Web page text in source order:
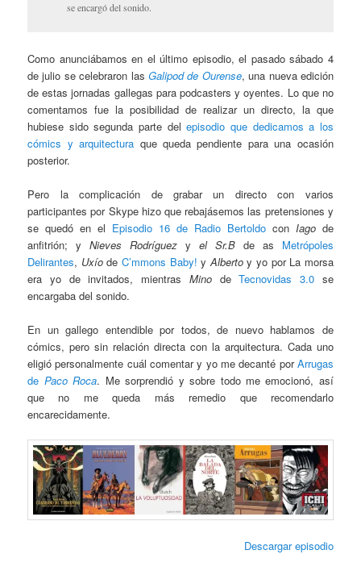
se encargó del sonido.
Como anunciábamos en el último episodio, el pasado sábado 4
de julio se celebraron las Galipod de Ourense, una nueva edición
de estas jornadas gallegas para podcasters y oyentes. Lo que no
comentamos fue la posibilidad de realizar un directo, la que
hubiese sido segunda parte delepisodio que dedicamos a los
cómics y arquitectura que queda pendiente para una ocasión
posterior.
Pero la complicación de grabar un directo con varios
participantes por Skype hizo que rebajásemos las pretensiones y
se quedó en el Episodio 16 de Radio Bertoldocon Iagode
anfitrión; yNieves Rodríguez yel Sr.B de as Metrópoles
Delirantes, Uxíode C’mmons Baby! y Albertoy yo por La morsa
era yo de invitados, mientras MinodeTecnovidas 3.0 se
encargaba del sonido.
En un gallego entendible por todos, de nuevo hablamos de
cómics, pero sin relación directa con la arquitectura. Cada uno
eligió personalmente cuál comentar y yo me decanté porArrugas
de Paco Roca. Me sorprendió y sobre todo me emocionó, así
que no me queda más remedio que recomendarlo
encarecidamente.
Descargar episodio